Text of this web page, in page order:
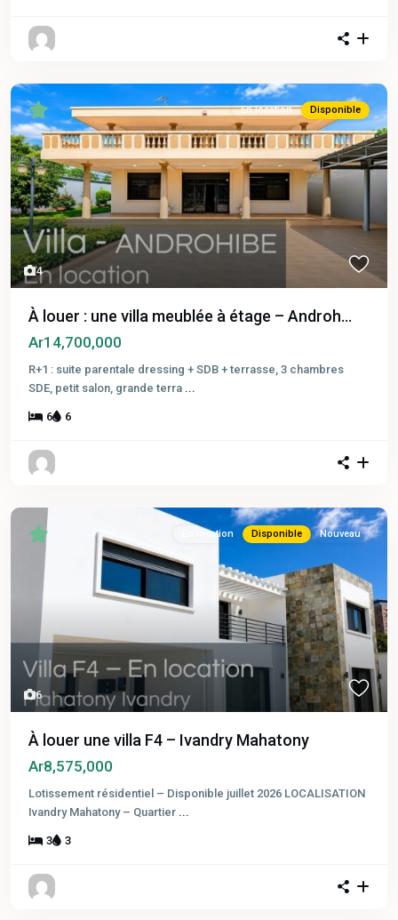
4
En location Disponible
À louer : une villa meublée à étage – Androh...
Ar14,700,000
R+1 : suite parentale dressing + SDB + terrasse, 3 chambres
SDE, petit salon, grande terra ...
6 6
6
En location Disponible Nouveau
À louer une villa F4 – Ivandry Mahatony
Ar8,575,000
Lotissement résidentiel – Disponible juillet 2026 LOCALISATION
Ivandry Mahatony – Quartier ...
3 3